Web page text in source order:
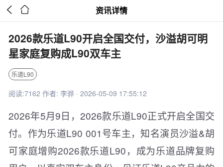
  资讯详情
2026款乐道L90开启全国交付，沙溢胡可明
星家庭复购成L90双车主
乐道L90
阅读:7162 作者: 李骅 · 2026-05-09 17:55:12
2026年5月9日，2026款乐道L90正式开启全国交
付。作为乐道L90 001号车主，知名演员沙溢&胡
可家庭增购2026款乐道L90，成为乐道品牌复购